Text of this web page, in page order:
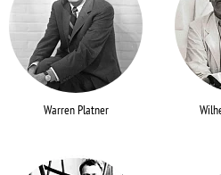
Warren Platner